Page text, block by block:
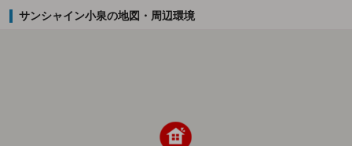
サンシャイン小泉の地図・周辺環境